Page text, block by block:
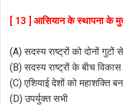
[ 13 ] आसियान के स्थापना के
(A) सदस्य राष्ट्रों को दोनों गुटों
(B) सदस्य राष्ट्रों के बीच विकास
(C) एशियाई देशों को महाशक्ति
(D) उपर्युक्त सभी